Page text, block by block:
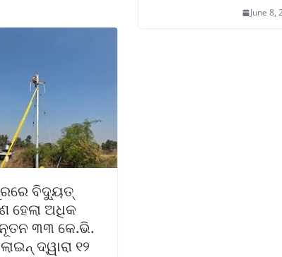
ବିଦ୍ୟୁତ୍
ହେଲା ଅଧିକ
୩୩ କେ.ଭି.
ଦ୍ୱାରା ୧୨
June 8,